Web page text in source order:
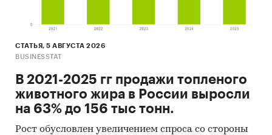
СТАТЬЯ, 5 АВГУСТА 2026
BUSINESSTAT
В 2021-2025 гг продажи топленого
животного жира в России выросли
на 63% до 156 тыс тонн.
Рост обусловлен увеличением спроса со стороны